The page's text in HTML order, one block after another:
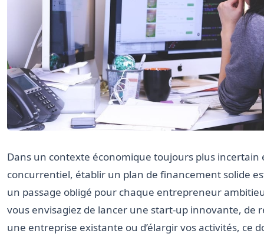
Dans un contexte économique toujours plus incertain
concurrentiel, établir un plan de financement solide
un passage obligé pour chaque entrepreneur
vous envisagiez de lancer une start-up innovante, de
une entreprise existante ou d’élargir vos activités, ce